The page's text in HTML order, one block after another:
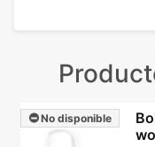
No disponible